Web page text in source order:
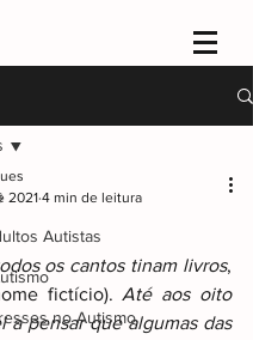
Autistas
no Autismo
2021 4 min de leitura
os cantos tinam livros,
fictício). Até aos oito
a pensar que algumas das